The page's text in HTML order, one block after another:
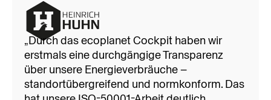
„Durch das ecoplanet Cockpit haben wir
erstmals eine durchgängige Transparenz
über unsere Energieverbräuche –
standortübergreifend und normkonform. Das
100%
Digitalisierung der relevanten Energie- und
Messdaten